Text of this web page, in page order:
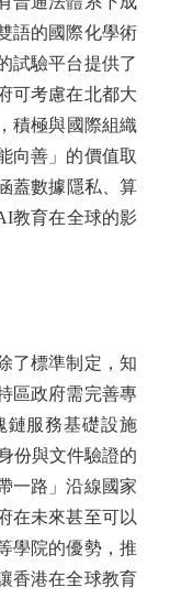
語的國際化學術
試驗平台提供了
可考慮在北都大
積極與國際組織
向善」的價值取
蓋數據隱私、算
教育在全球的影
標準制定，知
區政府需完善專
鏈服務基礎設施
份與文件驗證的
一路」沿線國家
在未來甚至可以
學院的優勢，推
香港在全球教育